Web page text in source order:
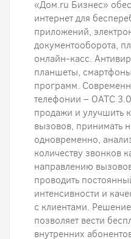
«Дом.ru Бизнес»
интернет для
приложений,
документооборота,
онлайн-касс.
планшеты,
программ.
телефонии – ОАТС
продажи и улучшить
вызовов, принимать
одновременно,
количеству звонков
направлению
проводить
интенсивности и
с клиентами.
позволяет вести
внутренних